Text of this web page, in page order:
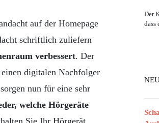
auf der Homepage
schriftlich zuliefern
verbessert. Der
digitalen Nachfolger
nun für eine sehr
welche Hörgeräte
Sie Ihr Hörgerät
Der
dass